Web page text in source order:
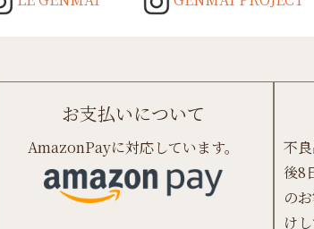
お支払いについて
AmazonPayに対応しています。
不
後8
の
け